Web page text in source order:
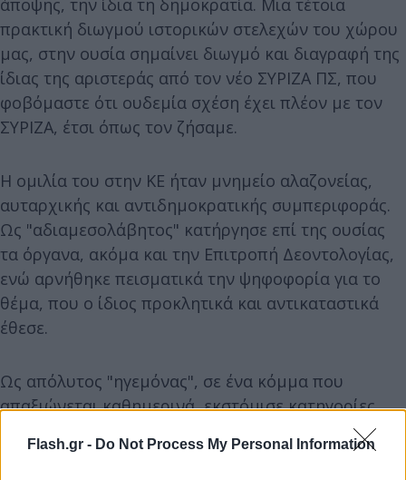
Flash.gr - Do Not Process My Personal Information
πρακτική διωγμού ιστορικών στελεχών του χώρου
μας, στην ουσία σημαίνει διωγμό και διαγραφή της
ίδιας της αριστεράς από τον νέο ΣΥΡΙΖΑ ΠΣ, που
φοβόμαστε ότι ουδεμία σχέση έχει πλέον με τον
ΣΥΡΙΖΑ, έτσι όπως τον ζήσαμε.
Η ομιλία του στην ΚΕ ήταν μνημείο αλαζονείας,
αυταρχικής και αντιδημοκρατικής συμπεριφοράς.
Ως "αδιαμεσολάβητος" κατήργησε επί της ουσίας
τα όργανα, ακόμα και την Επιτροπή Δεοντολογίας,
ενώ αρνήθηκε πεισματικά την ψηφοφορία για το
θέμα, που ο ίδιος προκλητικά και αντικαταστικά
έθεσε.
Ως απόλυτος "ηγεμόνας", σε ένα κόμμα που
απαξιώνεται καθημερινά, εκστόμισε κατηγορίες,
διατυπωθεί. Είναι δυστυχώς, η νέα αυταρχική